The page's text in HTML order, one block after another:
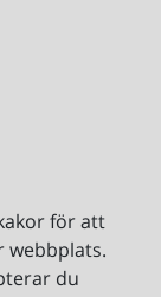
för att
webbplats.
du